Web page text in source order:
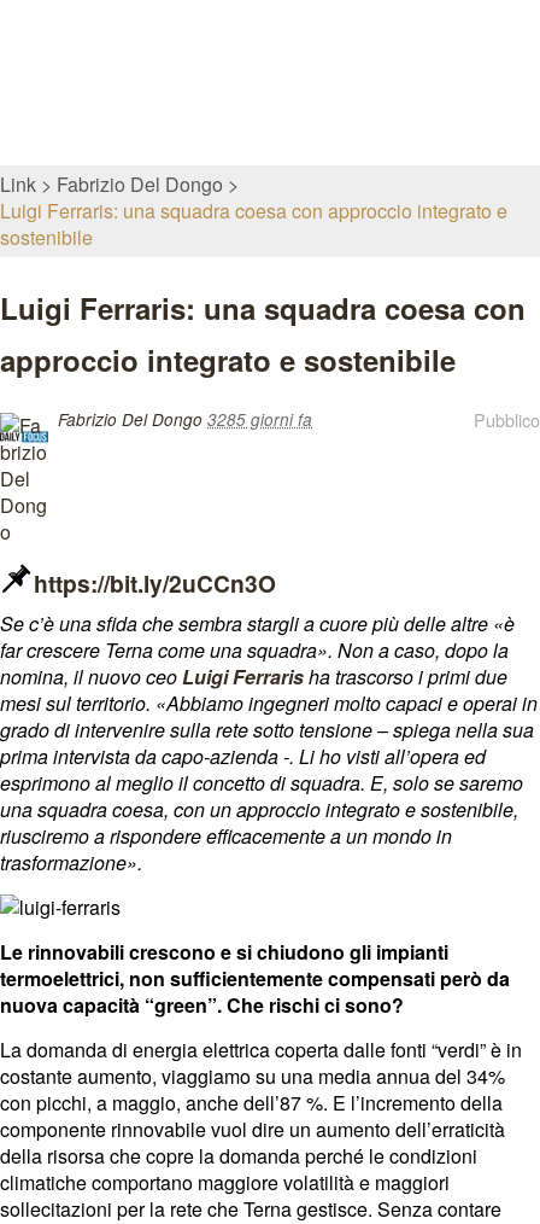
Link
Fabrizio Del Dongo
Luigi Ferraris: una squadra coesa con approccio integrato e
sostenibile
Luigi Ferraris: una squadra coesa con
approccio integrato e sostenibile
Pubblico
Fabrizio Del Dongo 3285 giorni fa
https://bit.ly/2uCCn3O
Se c’è una sfida che sembra stargli a cuore più delle altre «è
far crescere Terna come una squadra». Non a caso, dopo la
nomina, il nuovo ceoLuigi Ferrarisha trascorso i primi due
mesi sul territorio. «Abbiamo ingegneri molto capaci e operai in
grado di intervenire sulla rete sotto tensione – spiega nella sua
prima intervista da capo-azienda -. Li ho visti all’opera ed
esprimono al meglio il concetto di squadra. E, solo se saremo
una squadra coesa, con un approccio integrato e sostenibile,
riusciremo a rispondere efficacemente a un mondo in
trasformazione».
Le rinnovabili crescono e si chiudono gli impianti
termoelettrici, non sufficientemente compensati però da
nuova capacità “green”. Che rischi ci sono?
La domanda di energia elettrica coperta dalle fonti “verdi” è in
costante aumento, viaggiamo su una media annua del 34%
con picchi, a maggio, anche dell’87 %. E l’incremento della
componente rinnovabile vuol dire un aumento dell’erraticità
della risorsa che copre la domanda perché le condizioni
climatiche comportano maggiore volatilità e maggiori
sollecitazioni per la rete che Terna gestisce. Senza contare